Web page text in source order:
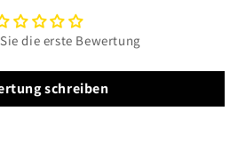
die erste Bewertung
schreiben